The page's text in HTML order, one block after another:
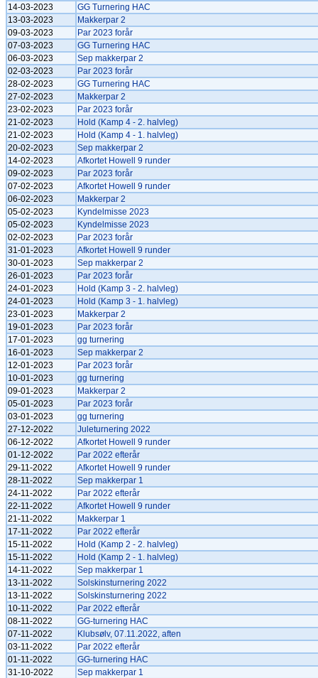
14-03-2023
GG Turnering HAC
13-03-2023
Makkerpar 2
09-03-2023
Par 2023 forår
07-03-2023
GG Turnering HAC
06-03-2023
Sep makkerpar 2
02-03-2023
Par 2023 forår
28-02-2023
GG Turnering HAC
27-02-2023
Makkerpar 2
23-02-2023
Par 2023 forår
21-02-2023
Hold (Kamp 4 - 2. halvleg)
21-02-2023
Hold (Kamp 4 - 1. halvleg)
20-02-2023
Sep makkerpar 2
14-02-2023
Afkortet Howell 9 runder
09-02-2023
Par 2023 forår
07-02-2023
Afkortet Howell 9 runder
06-02-2023
Makkerpar 2
05-02-2023
Kyndelmisse 2023
05-02-2023
Kyndelmisse 2023
02-02-2023
Par 2023 forår
31-01-2023
Afkortet Howell 9 runder
30-01-2023
Sep makkerpar 2
26-01-2023
Par 2023 forår
24-01-2023
Hold (Kamp 3 - 2. halvleg)
24-01-2023
Hold (Kamp 3 - 1. halvleg)
23-01-2023
Makkerpar 2
19-01-2023
Par 2023 forår
17-01-2023
gg turnering
16-01-2023
Sep makkerpar 2
12-01-2023
Par 2023 forår
10-01-2023
gg turnering
09-01-2023
Makkerpar 2
05-01-2023
Par 2023 forår
03-01-2023
gg turnering
27-12-2022
Juleturnering 2022
06-12-2022
Afkortet Howell 9 runder
01-12-2022
Par 2022 efterår
29-11-2022
Afkortet Howell 9 runder
28-11-2022
Sep makkerpar 1
24-11-2022
Par 2022 efterår
22-11-2022
Afkortet Howell 9 runder
21-11-2022
Makkerpar 1
17-11-2022
Par 2022 efterår
15-11-2022
Hold (Kamp 2 - 2. halvleg)
15-11-2022
Hold (Kamp 2 - 1. halvleg)
14-11-2022
Sep makkerpar 1
13-11-2022
Solskinsturnering 2022
13-11-2022
Solskinsturnering 2022
10-11-2022
Par 2022 efterår
08-11-2022
GG-turnering HAC
07-11-2022
Klubsølv, 07.11.2022, aften
03-11-2022
Par 2022 efterår
01-11-2022
GG-turnering HAC
31-10-2022
Sep makkerpar 1